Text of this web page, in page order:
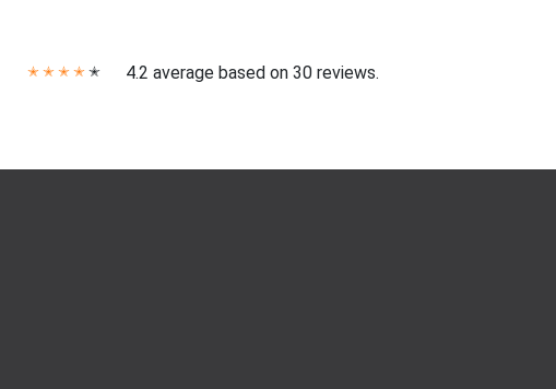
✭ ✭ ✭ ✭ ✭ 4.2 average based on 30 reviews.